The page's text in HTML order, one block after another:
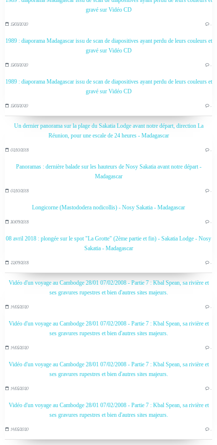
gravé sur Vidéo CD
15/03/2020 …
1989 : diaporama Madagascar issu de scan de diapositives ayant perdu de leurs couleurs et
gravé sur Vidéo CD
15/03/2020 …
1989 : diaporama Madagascar issu de scan de diapositives ayant perdu de leurs couleurs et
gravé sur Vidéo CD
15/03/2020 …
Un dernier panorama sur la plage du Sakatia Lodge avant notre départ, direction La
Réunion, pour une escale de 24 heures - Madagascar
02/10/2018 …
Panoramas : dernière balade sur les hauteurs de Nosy Sakatia avant notre départ -
Madagascar
02/10/2018 …
Longicorne (Mastododera nodicollis) - Nosy Sakatia - Madagascar
30/09/2018 …
08 avril 2018 : plongée sur le spot "La Grotte" (2ème partie et fin) - Sakatia Lodge - Nosy
Sakatia - Madagascar
22/09/2018 …
Vidéo d'un voyage au Cambodge 28/01 07/02/2008 - Partie 7 : Kbal Spean, sa rivière et
ses gravures rupestres et bien d'autres sites majeurs.
14/05/2020 …
Vidéo d'un voyage au Cambodge 28/01 07/02/2008 - Partie 7 : Kbal Spean, sa rivière et
ses gravures rupestres et bien d'autres sites majeurs.
14/05/2020 …
Vidéo d'un voyage au Cambodge 28/01 07/02/2008 - Partie 7 : Kbal Spean, sa rivière et
ses gravures rupestres et bien d'autres sites majeurs.
14/05/2020 …
Vidéo d'un voyage au Cambodge 28/01 07/02/2008 - Partie 7 : Kbal Spean, sa rivière et
ses gravures rupestres et bien d'autres sites majeurs.
14/05/2020 …